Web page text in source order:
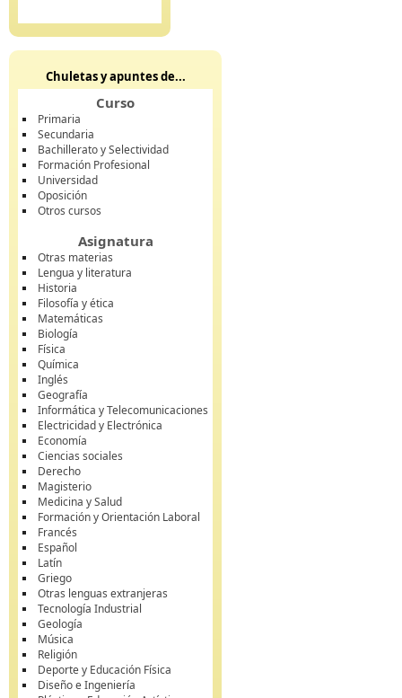
Chuletas y apuntes de...
Curso
Primaria
Secundaria
Bachillerato y Selectividad
Formación Profesional
Universidad
Oposición
Otros cursos
Asignatura
Otras materias
Lengua y literatura
Historia
Filosofía y ética
Matemáticas
Biología
Física
Química
Inglés
Geografía
Informática y Telecomunicaciones
Electricidad y Electrónica
Economía
Ciencias sociales
Derecho
Magisterio
Medicina y Salud
Formación y Orientación Laboral
Francés
Español
Latín
Griego
Otras lenguas extranjeras
Tecnología Industrial
Geología
Música
Religión
Deporte y Educación Física
Diseño e Ingeniería